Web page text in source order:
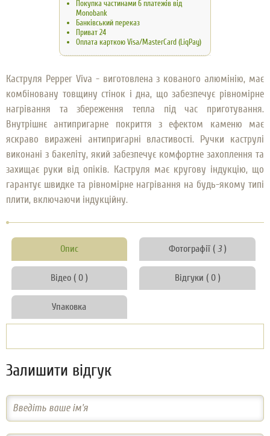
Покупка частинами 6 платежів від
Monobank
Банківський переказ
Приват 24
Оплата карткою Visa/MasterCard (LiqPay)
Каструля Pepper Viva - виготовлена ​​з кованого алюмінію, має
комбіновану товщину стінок і дна, що забезпечує рівномірне
нагрівання та збереження тепла під час приготування.
Внутрішнє антипригарне покриття з ефектом каменю має
яскраво виражені антипригарні властивості. Ручки каструлі
виконані з бакеліту, який забезпечує комфортне захоплення та
захищає руки від опіків. Каструля має кругову індукцію, що
гарантує швидке та рівномірне нагрівання на будь-якому типі
плити, включаючи індукційну.
Опис Фотографії ( 3)
Відео ( 0 ) Відгуки ( 0 )
Упаковка
Залишити відгук
Введіть ваше ім'я